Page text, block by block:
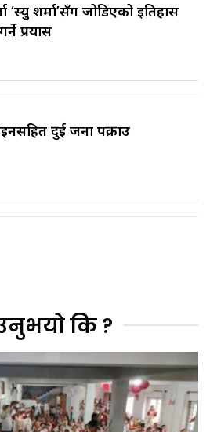
‘स्यु शर्मा’सँग जोडिएको इतिहास
प्रयास
दुई जना पक्राउ
कि ?